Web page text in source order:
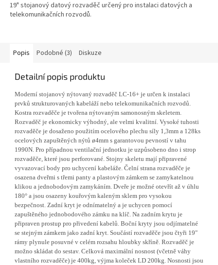
19" stojanový datový rozvaděč určený pro instalaci datových a
telekomunikačních rozvodů.
Popis Podobné (3) Diskuze
Detailní popis produktu
Moderní stojanový nýtovaný rozvaděč LC-16+ je určen k instalaci
prvků strukturovaných kabeláží nebo telekomunikačních rozvodů.
Kostra rozvaděče je tvořena nýtovaným samonosným skeletem.
Rozvaděč je ekonomicky výhodný, ale velmi kvalitní. Vysoké tuhosti
rozvaděče je dosaženo použitím ocelového plechu síly 1,3mm a 128ks
ocelových zapuštěných nýtů ø4mm s garantovou pevností v tahu
1990N. Pro případnou ventilační jednotku je uzpůsobeno dno i strop
rozvaděče, které jsou perforované. Stojny skeletu mají připravené
vyvazovací body pro uchycení kabeláže. Čelní strana rozvaděče je
osazena dveřmi s třemi panty a plastovým zámkem se zamykatelnou
klikou a jednobodovým zamykáním. Dveře je možné otevřít až v úhlu
180° a jsou osazeny kouřovým kaleným sklem pro vysokou
bezpečnost. Zadní kryt je odnímatelný a je uchycen pomocí
zapuštěného jednobodového zámku na klíč. Na zadním krytu je
připraven prostup pro přivedení kabelů. Boční kryty jsou odjímatelné
se stejným zámkem jako zadní kryt. Součástí rozvaděče jsou čtyři 19"
rámy plynule posuvné v celém rozsahu hloubky skříně. Rozvaděč je
možno skládat do sestav. Celková maximální nosnost (včetně váhy
vlastního rozvaděče) je 400kg, výjma koleček LD 200kg. Nosnosti jsou